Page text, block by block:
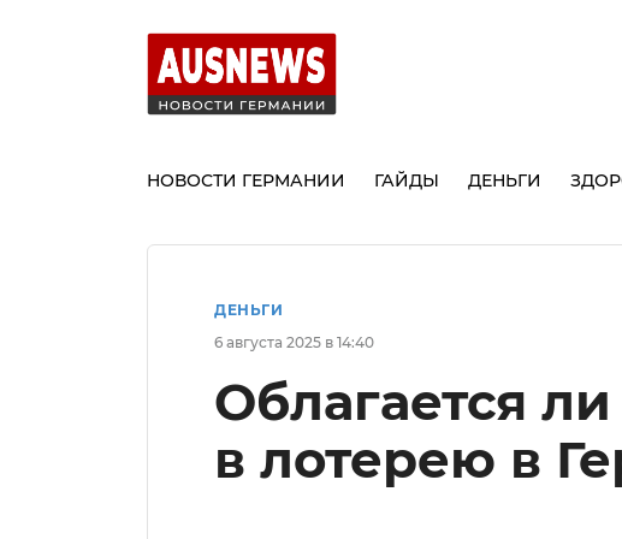
НОВОСТИ ГЕРМАНИИ ГАЙДЫ ДЕНЬГИ
ДЕНЬГИ
6 августа 2025 в 14:40
Облагается
в лотерею в